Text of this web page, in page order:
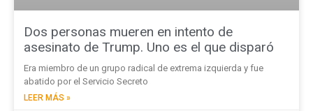
Dos personas mueren en intento de
asesinato de Trump. Uno es el que disparó
Era miembro de un grupo radical de extrema izquierda y fue
abatido por el Servicio Secreto
LEER MÁS »